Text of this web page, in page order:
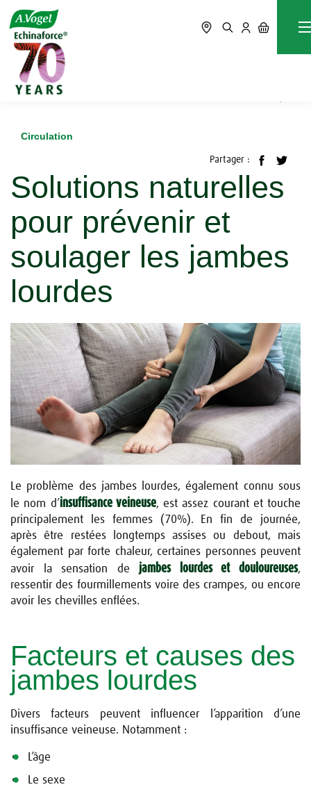
Accueil
Solutions naturelles pour prévenir et soulager les jambes
lourdes
Circulation
Partager :
Solutions naturelles
pour prévenir et
soulager les jambes
lourdes
Le problème des jambes lourdes, également connu sous
le nom d’insuffisance veineuse, est assez courant et touche
principalement les femmes (70%). En fin de journée,
après être restées longtemps assises ou debout, mais
également par forte chaleur, certaines personnes peuvent
avoir la sensation de jambes lourdes et douloureuses,
ressentir des fourmillements voire des crampes, ou encore
avoir les chevilles enflées.
Facteurs et causes des
jambes lourdes
Divers facteurs peuvent influencer l’apparition d’une
insuffisance veineuse. Notamment :
L’âge
Le sexe